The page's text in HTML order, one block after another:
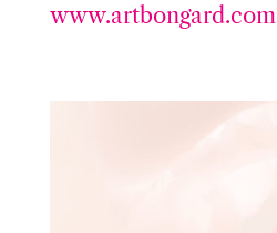
www.artbongard.com